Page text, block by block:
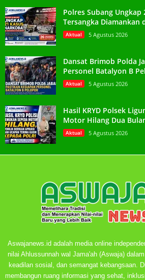
Polres Subang Ungkap
Tersangka Diamankan
Aktual 5 Agustus 2026
Dansat Brimob Polda
Personel Batalyon B
Aktual 5 Agustus 2026
Hasil KRYD Polsek
Motor Hilang Dua
Aktual 5 Agustus 2026
Aswajanews.id adalah media online
nilai Ahlussunnah wal Jama'ah (Aswaja)
keadilan sosial, dan semangat kebangsaan.
membangun ruang informasi yang sehat,